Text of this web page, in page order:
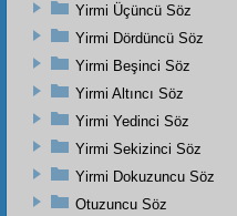
Yirmi Üçüncü Söz
Yirmi Dördüncü Söz
Yirmi Beşinci Söz
Yirmi Altıncı Söz
Yirmi Yedinci Söz
Yirmi Sekizinci Söz
Yirmi Dokuzuncu Söz
Otuzuncu Söz